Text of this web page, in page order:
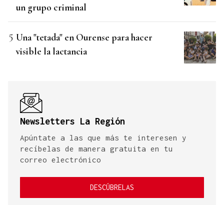
un grupo criminal
Una "tetada" en Ourense para hacer
visible la lactancia
Newsletters La Región
Apúntate a las que más te interesen y
recíbelas de manera gratuita en tu
correo electrónico
DESCÚBRELAS